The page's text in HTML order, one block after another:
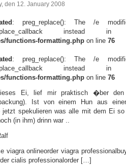
den 12. January 2008
: preg_replace(): The /e
instead
functions-formatting.php on line 76
: preg_replace(): The /e
instead
functions-formatting.php on line 76
Ei, lief mir praktisch �ber
Ist von einem Hun aus
spekulieren was alle mit dem Ei
(in ihm) drinn war ..
viagra onlineorder viagra
cialis professionalorder […]